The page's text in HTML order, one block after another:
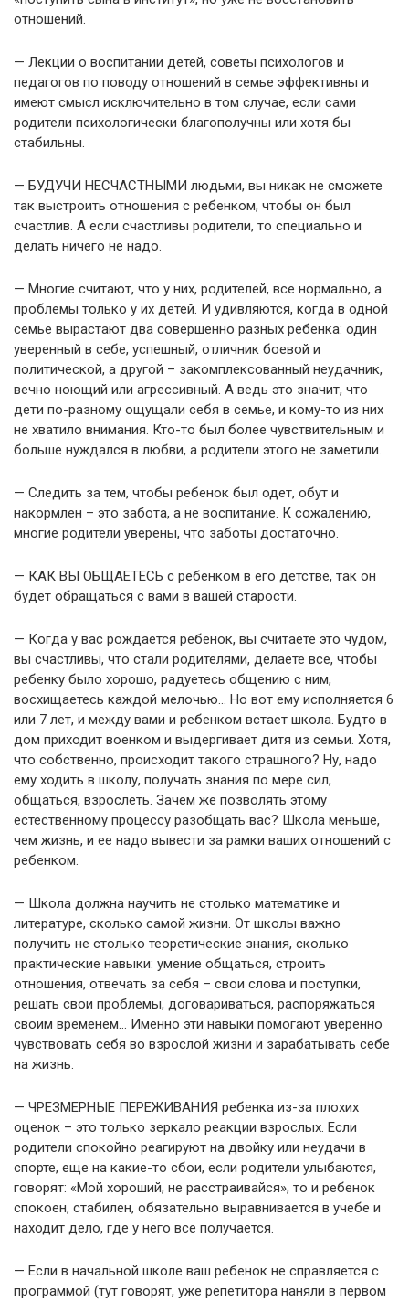
отношений.
— Лекции о воспитании детей, советы психологов и
педагогов по поводу отношений в семье эффективны и
имеют смысл исключительно в том случае, если сами
родители психологически благополучны или хотя бы
стабильны.
— БУДУЧИ НЕСЧАСТНЫМИ людьми, вы никак не сможете
так выстроить отношения с ребенком, чтобы он был
счастлив. А если счастливы родители, то специально и
делать ничего не надо.
— Многие считают, что у них, родителей, все нормально, а
проблемы только у их детей. И удивляются, когда в одной
семье вырастают два совершенно разных ребенка: один
уверенный в себе, успешный, отличник боевой и
политической, а другой – закомплексованный неудачник,
вечно ноющий или агрессивный. А ведь это значит, что
дети по-разному ощущали себя в семье, и кому-то из них
не хватило внимания. Кто-то был более чувствительным и
больше нуждался в любви, а родители этого не заметили.
— Следить за тем, чтобы ребенок был одет, обут и
накормлен – это забота, а не воспитание. К сожалению,
многие родители уверены, что заботы достаточно.
— КАК ВЫ ОБЩАЕТЕСЬ с ребенком в его детстве, так он
будет обращаться с вами в вашей старости.
— Когда у вас рождается ребенок, вы считаете это чудом,
вы счастливы, что стали родителями, делаете все, чтобы
ребенку было хорошо, радуетесь общению с ним,
восхищаетесь каждой мелочью… Но вот ему исполняется 6
или 7 лет, и между вами и ребенком встает школа. Будто в
дом приходит военком и выдергивает дитя из семьи. Хотя,
что собственно, происходит такого страшного? Ну, надо
ему ходить в школу, получать знания по мере сил,
общаться, взрослеть. Зачем же позволять этому
естественному процессу разобщать вас? Школа меньше,
чем жизнь, и ее надо вывести за рамки ваших отношений с
ребенком.
— Школа должна научить не столько математике и
литературе, сколько самой жизни. От школы важно
получить не столько теоретические знания, сколько
практические навыки: умение общаться, строить
отношения, отвечать за себя – свои слова и поступки,
решать свои проблемы, договариваться, распоряжаться
своим временем… Именно эти навыки помогают уверенно
чувствовать себя во взрослой жизни и зарабатывать себе
на жизнь.
— ЧРЕЗМЕРНЫЕ ПЕРЕЖИВАНИЯ ребенка из-за плохих
оценок – это только зеркало реакции взрослых. Если
родители спокойно реагируют на двойку или неудачи в
спорте, еще на какие-то сбои, если родители улыбаются,
говорят: «Мой хороший, не расстраивайся», то и ребенок
спокоен, стабилен, обязательно выравнивается в учебе и
находит дело, где у него все получается.
— Если в начальной школе ваш ребенок не справляется с
программой (тут говорят, уже репетитора наняли в первом